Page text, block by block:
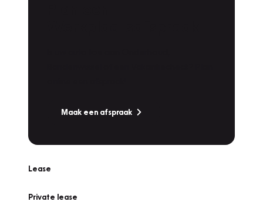
Maak een afspraak
Lease
Private lease